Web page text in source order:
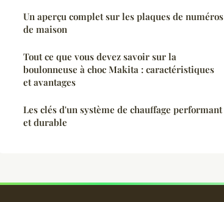
Un aperçu complet sur les plaques de numéros
de maison
Tout ce que vous devez savoir sur la
boulonneuse à choc Makita : caractéristiques
et avantages
Les clés d'un système de chauffage performant
et durable